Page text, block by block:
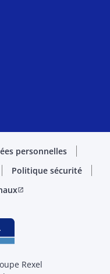
personnelles
Politique sécurité
open_in_new
Rexel